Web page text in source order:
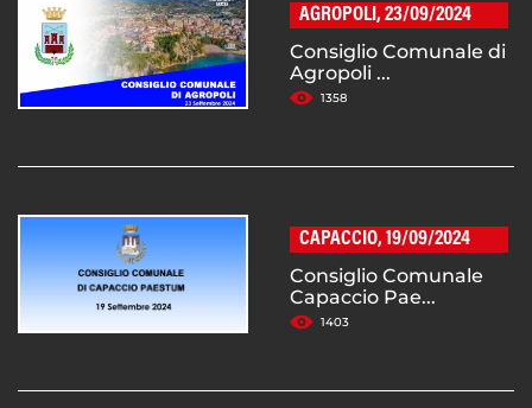
AGROPOLI, 23/09/2024
Consiglio Comunale di
Agropoli ...
1358
CAPACCIO, 19/09/2024
Consiglio Comunale
Capaccio Pae...
1403